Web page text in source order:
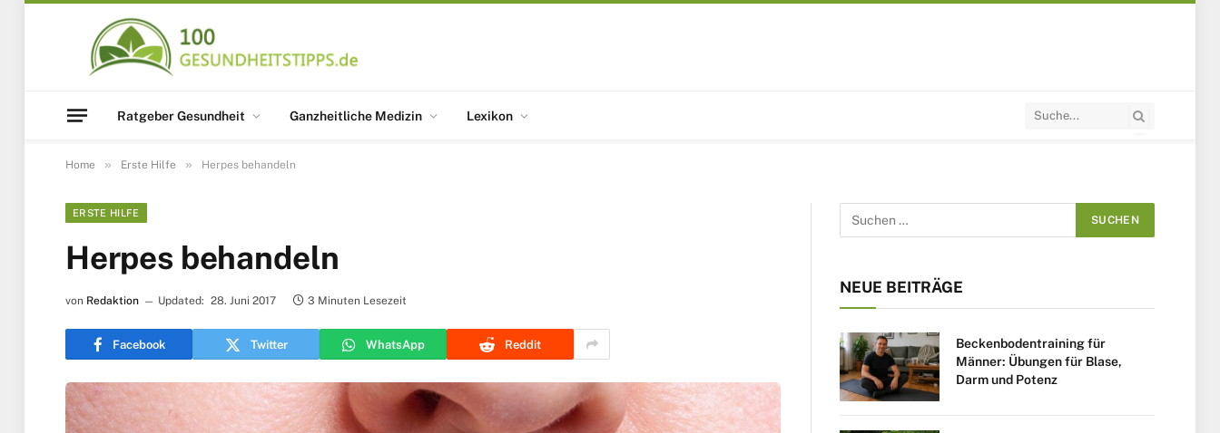
Ratgeber Gesundheit Ganzheitliche Medizin Lexikon
Home » Erste Hilfe » Herpes behandeln
ERSTE HILFE
Herpes behandeln
von Redaktion Updated: 28. Juni 2017 3 Minuten Lesezeit
Facebook Twitter WhatsApp Reddit
NEUE BEITRÄGE
Beckenbodentraining für
Männer: Übungen für Blase,
Darm und Potenz